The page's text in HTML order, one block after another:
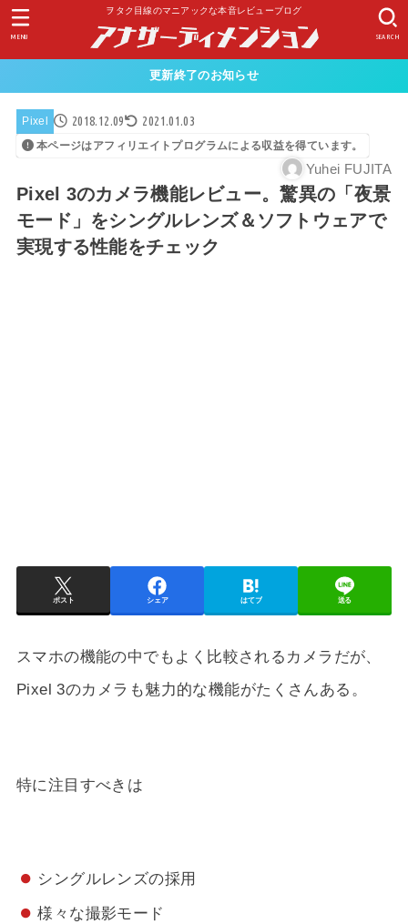
ヲタク目線のマニアックな本音レビューブログ
SEARCH
MENU
更新終了のお知らせ
Pixel 2018.12.09 2021.01.03
本ページはアフィリエイトプログラムによる収益を得ています。
Yuhei FUJITA
Pixel 3のカメラ機能レビュー。驚異の「夜景
モード」をシングルレンズ＆ソフトウェアで
実現する性能をチェック
ポスト シェア はてブ 送る
スマホの機能の中でもよく比較されるカメラだが、
Pixel 3のカメラも魅力的な機能がたくさんある。
特に注目すべきは
シングルレンズの採用
様々な撮影モード